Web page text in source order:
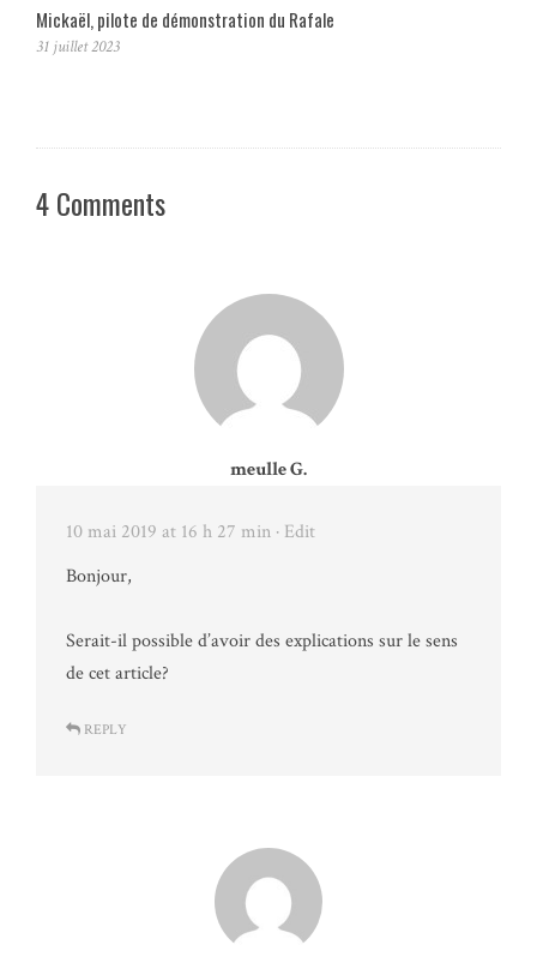
Mickaël, pilote de démonstration du Rafale
31 juillet 2023
4 Comments
meulle G.
10 mai 2019 at 16 h 27 min · Edit
Bonjour,
Serait-il possible d’avoir des explications sur le sens
de cet article?
REPLY